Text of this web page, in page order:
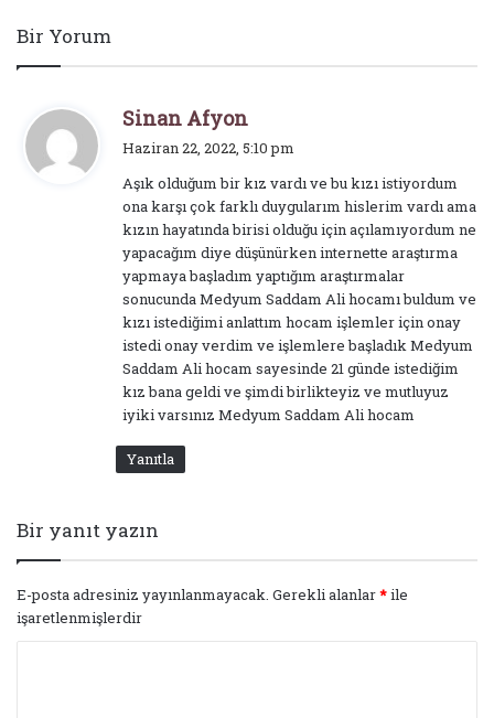
Bir Yorum
Sinan Afyon
e
i
k
i
:
Haziran 22, 2022, 5:10 pm
Aşık olduğum bir kız vardı ve bu kızı istiyordum
ona karşı çok farklı duygularım hislerim vardı ama
kızın hayatında birisi olduğu için açılamıyordum ne
yapacağım diye düşünürken internette araştırma
yapmaya başladım yaptığım araştırmalar
sonucunda Medyum Saddam Ali hocamı buldum ve
kızı istediğimi anlattım hocam işlemler için onay
istedi onay verdim ve işlemlere başladık Medyum
Saddam Ali hocam sayesinde 21 günde istediğim
kız bana geldi ve şimdi birlikteyiz ve mutluyuz
iyiki varsınız Medyum Saddam Ali hocam
Yanıtla
Bir yanıt yazın
E-posta adresiniz yayınlanmayacak. Gerekli alanlar*ile
işaretlenmişlerdir